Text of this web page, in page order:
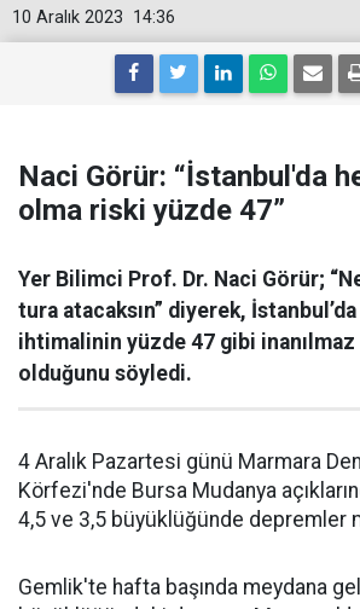
14:36
10 Aralık 2023
Naci Görür: “İstanbul'da
olma riski yüzde 47”
Yer Bilimci Prof. Dr. Naci Görür;
tura atacaksın” diyerek,
ihtimalinin yüzde 47 gibi
olduğunu söyledi.
4 Aralık Pazartesi günü Marmara
Körfezi'nde Bursa Mudanya
4,5 ve 3,5 büyüklüğünde depremler
Gemlik'te hafta başında meydana